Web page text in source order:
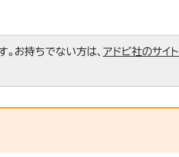
お持ちでない方は、 アドビ社のサイト